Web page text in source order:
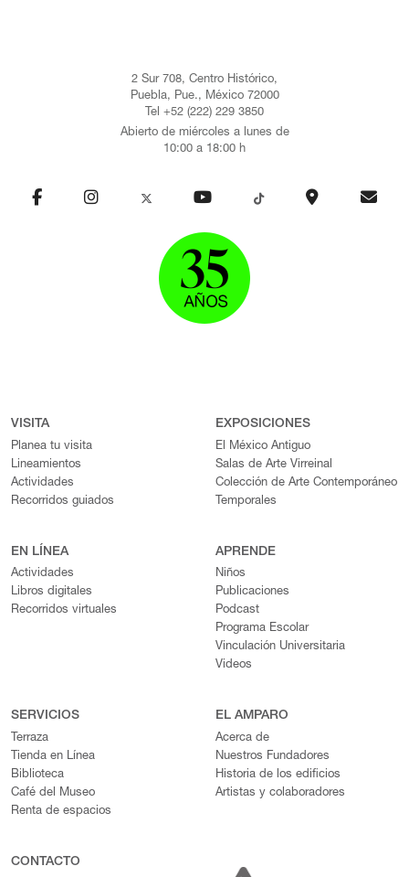
2 Sur 708, Centro Histórico,
Puebla, Pue., México 72000
Tel +52 (222) 229 3850
Abierto de miércoles a lunes de
10:00 a 18:00 h
VISITA
Planea tu visita
Lineamientos
Actividades
Recorridos guiados
EXPOSICIONES
El México Antiguo
Salas de Arte Virreinal
Colección de Arte Contemporáneo
Temporales
EN LÍNEA
Actividades
Libros digitales
Recorridos virtuales
APRENDE
Niños
Publicaciones
Podcast
Programa Escolar
Vinculación Universitaria
Videos
SERVICIOS
Terraza
Tienda en Línea
Biblioteca
Café del Museo
Renta de espacios
EL AMPARO
Acerca de
Nuestros Fundadores
Historia de los edificios
Artistas y colaboradores
CONTACTO